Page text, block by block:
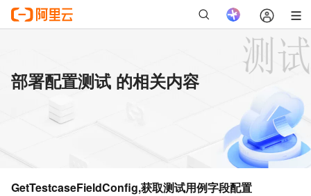
部署配置测试 的相关内容
GetTestcaseFieldConfig,获取测试用例字段配置